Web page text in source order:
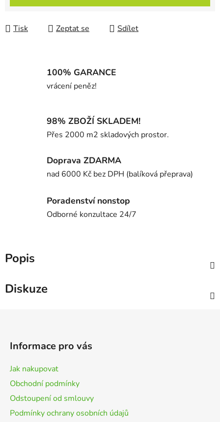
Tisk Zeptat se Sdílet
100% GARANCE
vrácení peněz!
98% ZBOŽÍ SKLADEM!
Přes 2000 m2 skladových prostor.
Doprava ZDARMA
nad 6000 Kč bez DPH (balíková přeprava)
Poradenství nonstop
Odborné konzultace 24/7
Popis
Diskuze
Informace pro vás
Jak nakupovat
Obchodní podmínky
Odstoupení od smlouvy
Podmínky ochrany osobních údajů